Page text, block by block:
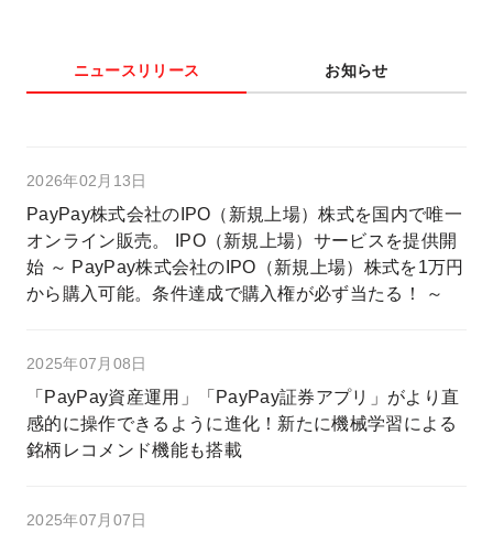
ニュースリリース お知らせ
2026年02月13日
PayPay株式会社のIPO（新規上場）株式を国内で唯一
オンライン販売。 IPO（新規上場）サービスを提供開
始 ～ PayPay株式会社のIPO（新規上場）株式を1万円
から購入可能。条件達成で購入権が必ず当たる！ ～
2025年07月08日
「PayPay資産運用」「PayPay証券アプリ」がより直
感的に操作できるように進化！新たに機械学習による
銘柄レコメンド機能も搭載
2025年07月07日